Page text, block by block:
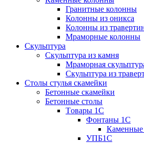
Гранитные колонны
Колонны из оникса
Колонны из
Мраморные колонны
Скульптура
Скульптура из камня
Мраморная
Скульптура из
Столы стулья скамейки
Бетонные скамейки
Бетонные столы
Tовары 1C
Фонтаны 1C
УПБ1С